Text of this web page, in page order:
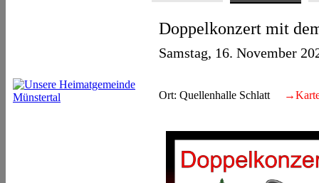
Doppelkonzert mit
Samstag, 16. November
Ort: Quellenhalle Schlatt